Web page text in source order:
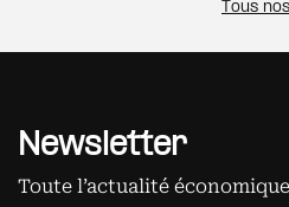
Tous
Newsletter
Toute l’actualité